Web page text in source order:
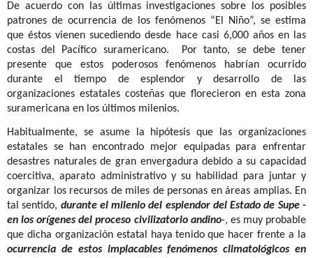
De acuerdo con las últimas investigaciones sobre los posibles
patrones de ocurrencia de los fenómenos “El Niño”, se estima
que éstos vienen sucediendo desde hace casi 6,000 años en las
costas del Pacífico suramericano. Por tanto, se debe tener
presente que estos poderosos fenómenos habrían ocurrido
durante el tiempo de esplendor y desarrollo de las
organizaciones estatales costeñas que florecieron en esta zona
suramericana en los últimos milenios.
Habitualmente, se asume la hipótesis que las organizaciones
estatales se han encontrado mejor equipadas para enfrentar
desastres naturales de gran envergadura debido a su capacidad
coercitiva, aparato administrativo y su habilidad para juntar y
organizar los recursos de miles de personas en áreas amplias. En
tal sentido, durante el milenio del esplendor del Estado de Supe -
en los orígenes del proceso civilizatorio andino-, es muy probable
que dicha organización estatal haya tenido que hacer frente a la
ocurrencia de estos implacables fenómenos climatológicos en